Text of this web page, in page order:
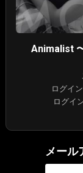
Animalist
ログイ
ログイ
メール